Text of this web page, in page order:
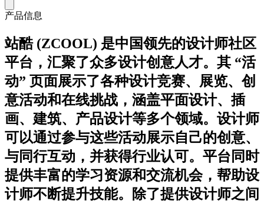
产品信息
站酷 (ZCOOL) 是中国领先的设计师社区
平台，汇聚了众多设计创意人才。其 “活
动” 页面展示了各种设计竞赛、展览、创
意活动和在线挑战，涵盖平面设计、插
画、建筑、产品设计等多个领域。设计师
可以通过参与这些活动展示自己的创意、
与同行互动，并获得行业认可。平台同时
提供丰富的学习资源和交流机会，帮助设
计师不断提升技能。除了提供设计师之间